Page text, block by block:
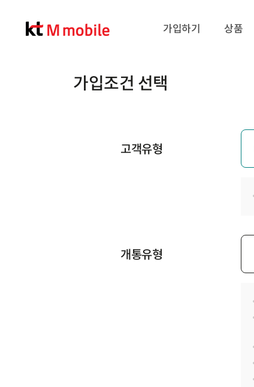
가입하기 상품
가입조건 선택
고객유형
개통유형